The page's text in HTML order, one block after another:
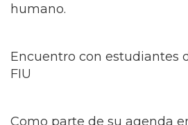
humano.
Encuentro con estudiantes
FIU
Como parte de su agenda